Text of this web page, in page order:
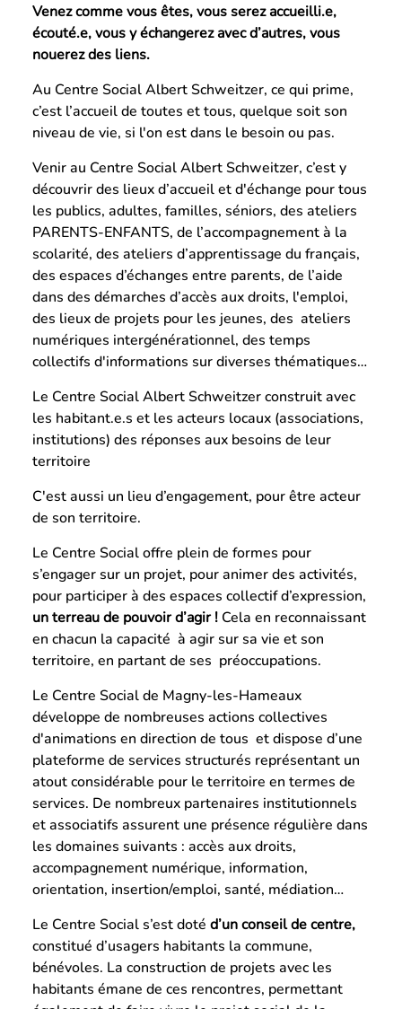
Venez comme vous êtes, vous serez accueilli.e,
écouté.e, vous y échangerez avec d’autres, vous
nouerez des liens.
Au Centre Social Albert Schweitzer, ce qui prime,
c’est l’accueil de toutes et tous, quelque soit son
niveau de vie, si l'on est dans le besoin ou pas.
Venir au Centre Social Albert Schweitzer, c’est y
découvrir des lieux d’accueil et d'échange pour tous
les publics, adultes, familles, séniors, des ateliers
PARENTS-ENFANTS, de l’accompagnement à la
scolarité, des ateliers d’apprentissage du français,
des espaces d’échanges entre parents, de l’aide
dans des démarches d’accès aux droits, l'emploi,
des lieux de projets pour les jeunes, des ateliers
numériques intergénérationnel, des temps
collectifs d'informations sur diverses thématiques…
Le Centre Social Albert Schweitzer construit avec
les habitant.e.s et les acteurs locaux (associations,
institutions) des réponses aux besoins de leur
territoire
C'est aussi un lieu d’engagement, pour être acteur
de son territoire.
Le Centre Social offre plein de formes pour
s’engager sur un projet, pour animer des activités,
pour participer à des espaces collectif d’expression,
un terreau de pouvoir d’agir ! Cela en reconnaissant
en chacun la capacité à agir sur sa vie et son
territoire, en partant de ses préoccupations.
Le Centre Social de Magny-les-Hameaux
développe de nombreuses actions collectives
d'animations en direction de tous et dispose d’une
plateforme de services structurés représentant un
atout considérable pour le territoire en termes de
services. De nombreux partenaires institutionnels
et associatifs assurent une présence régulière dans
les domaines suivants : accès aux droits,
accompagnement numérique, information,
orientation, insertion/emploi, santé, médiation…
Le Centre Social s’est doté d’un conseil de centre,
constitué d’usagers habitants la commune,
bénévoles. La construction de projets avec les
habitants émane de ces rencontres, permettant